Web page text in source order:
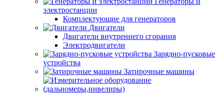
электростанции
Комплектующие для генераторов
Двигатели
Двигатели внутреннего сгорания
Электродвигатели
Зарядно-пусковые
устройства
Затирочные машины